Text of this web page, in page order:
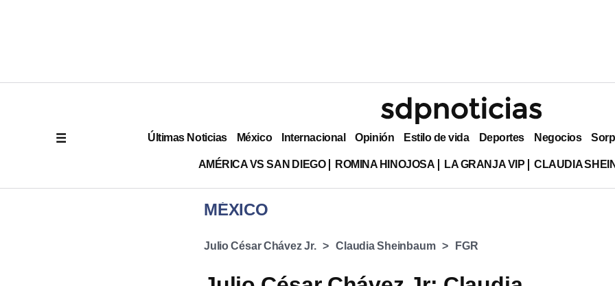
Últimas Noticias México Internacional Opinión Estilo de vida Deportes Negocios
AMÉRICA VS SAN DIEGO ROMINA HINOJOSA LA GRANJA VIP CLAUDIA
MÉXICO
Julio César Chávez Jr. Claudia Sheinbaum FGR